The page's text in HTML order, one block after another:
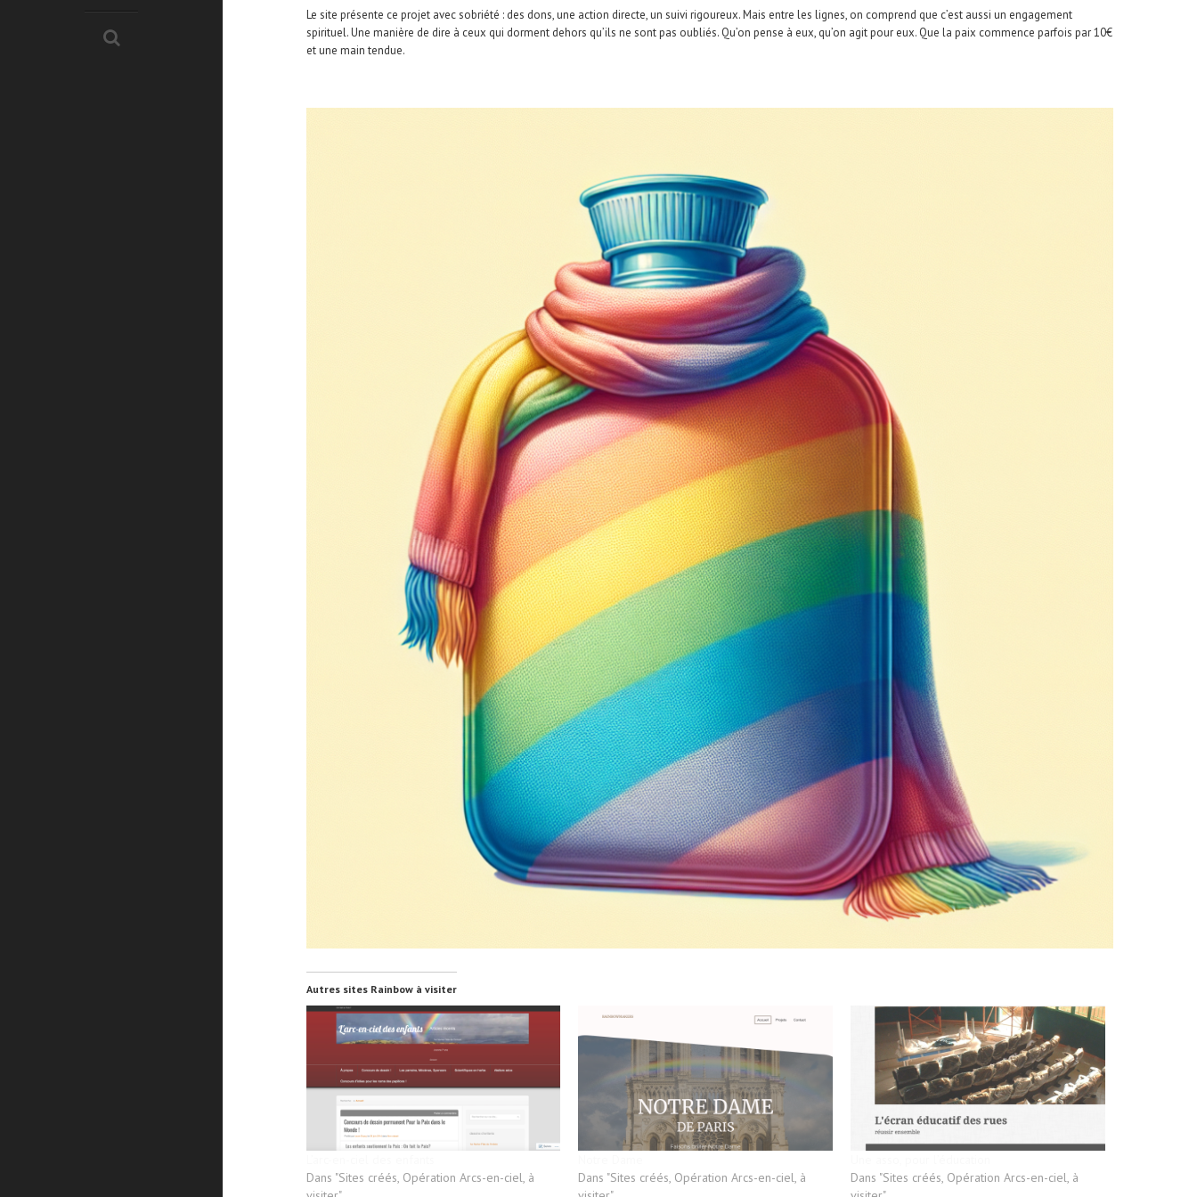
Le site présente ce projet avec sobriété : des dons, une action directe, un suivi rigoureux. Mais entre les lignes, on comprend que c’est aussi un engagement
spirituel. Une manière de dire à ceux qui dorment dehors qu’ils ne sont pas oubliés. Qu’on pense à eux, qu’on agit pour eux. Que la paix commence parfois par 10€
et une main tendue.
Autres sites Rainbow à visiter
Dans "Sites créés, Opération Arcs-en-ciel, à
Dans "Sites créés, Opération Arcs-en-ciel, à
Dans "Sites créés, Opération Arcs-en-ciel, à